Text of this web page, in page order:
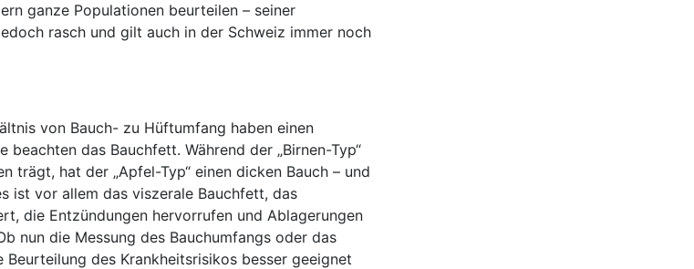
ganze Populationen beurteilen – seiner
rasch und gilt auch in der Schweiz immer noch
von Bauch- zu Hüftumfang haben einen
das Bauchfett. Während der „Birnen-Typ“
trägt, hat der „Apfel-Typ“ einen dicken Bauch – und
ist vor allem das viszerale Bauchfett, das
die Entzündungen hervorrufen und Ablagerungen
nun die Messung des Bauchumfangs oder das
des Krankheitsrisikos besser geeignet